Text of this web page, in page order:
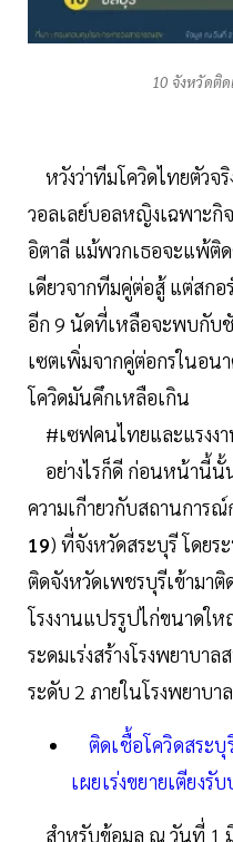
10 จังหวัดติ
หวังว่าทีมโควิดไทยตัวจ
วอลเลย์บอลหญิงเฉพาะกิ
อิตาลี แม้พวกเธอจะแพ้ติ
เดียวจากทีมคู่ต่อสู้ แต่สก
อีก 9 นัดที่เหลือจะพบกับ
เซตเพิ่มจากคู่ต่อกรในอน
โควิดมันคึกเหลือเกิน
#เซฟคนไทยและแรงงา
อย่างไรก็ดี ก่อนหน้านี้
ความเกีายวกับสถานการณ์
19) ที่จังหวัดสระบุรี โดยร
ติดจังหวัดเพชรบุรีเข้ามา
โรงงานแปรรูปไก่ขนาดใ
ระดมเร่งสร้างโรงพยาบา
ระดับ 2 ภายในโรงพยาบ
ติดเชื้อโควิดสระ
เผยเร่งขยายเตียง
สำหรับข้อมูล ณ วันที่ 1